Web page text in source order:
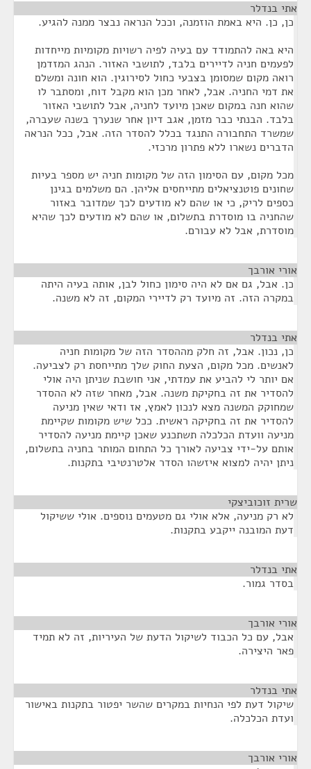
אתי בנדלר
כן, כן. היא באמת הוזמנה, וככל הנראה נבצר ממנה להגיע.
היא באה להתמודד עם בעיה לפיה רשויות מקומיות מייחדות
לפעמים חניה לדיירים בלבד, לתושבי האזור. הנהג המזדמן
רואה מקום שמסומן בצבעי כחול לסירוגין. הוא חונה ומשלם
את דמי החניה. אבל, לאחר מכן הוא מקבל דוח, ומסתבר לו
שהוא חנה במקום שאכן מיועד לחניה, אבל לתושבי האזור
בלבד. הבנתי כבר מזמן, אגב דיון אחר שנערך בשנה שעברה,
שמשרד התחבורה התנגד בכלל להסדר הזה. אבל, ככל הנראה
הדברים נשארו ללא פתרון מרכזי.
מכל מקום, עם הסימון הזה של מקומות חניה יש מספר בעיות
שחונים פוטנציאלים מתייחסים אליהן. הם משלמים בגינן
כספים לריק, כי או שהם לא מודעים לכך שמדובר באזור
שהחניה בו מוסדרת בתשלום, או שהם לא מודעים לכך שהיא
מוסדרת, אבל לא עבורם.
אורי אורבך
כן. אבל, גם אם לא היה סימון כחול לבן, אותה בעיה היתה
במקרה הזה. זה מיועד רק לדיירי המקום, זה לא משנה.
אתי בנדלר
כן, נכון. אבל, זה חלק מההסדר הזה של מקומות חניה
לאנשים. מכל מקום, הצעת החוק שלך מתייחסת רק לצביעה.
אם יותר לי להביע את עמדתי, אני חושבת שניתן היה אולי
להסדיר את זה בחקיקת משנה. אבל, מאחר שזה לא ההסדר
שמחוקק המשנה מצא לנכון לאמץ, אז ודאי שאין מניעה
להסדיר את זה בחקיקה ראשית. ככל שיש מקומות שקיימת
מניעה וועדת הכלכלה תשתכנע שאכן קיימת מניעה להסדיר
אותם על-ידי צביעה לאורך כל התחום המותר בחניה בתשלום,
ניתן יהיה למצוא איזשהו הסדר אלטרנטיבי בתקנות.
שרית זוכוביצקי
לא רק מניעה, אלא אולי גם מטעמים נוספים. אולי ששיקול
דעת המובנה ייקבע בתקנות.
אתי בנדלר
בסדר גמור.
אורי אורבך
אבל, עם כל הכבוד לשיקול הדעת של העיריות, זה לא תמיד
פאר היצירה.
אתי בנדלר
שיקול דעת לפי הנחיות במקרים שהשר יפטור בתקנות באישור
ועדת הכלכלה.
אורי אורבך